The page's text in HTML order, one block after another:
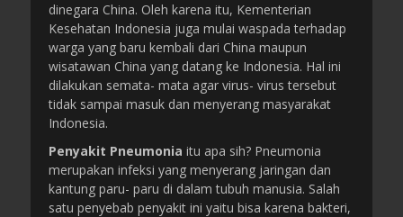
dinegara China. Oleh karena itu, Kementerian
Kesehatan Indonesia juga mulai waspada terhadap
warga yang baru kembali dari China maupun
wisatawan China yang datang ke Indonesia. Hal ini
dilakukan semata- mata agar virus- virus tersebut
tidak sampai masuk dan menyerang masyarakat
Indonesia.
Penyakit Pneumonia itu apa sih? Pneumonia
merupakan infeksi yang menyerang jaringan dan
kantung paru- paru di dalam tubuh manusia. Salah
satu penyebab penyakit ini yaitu bisa karena bakteri,